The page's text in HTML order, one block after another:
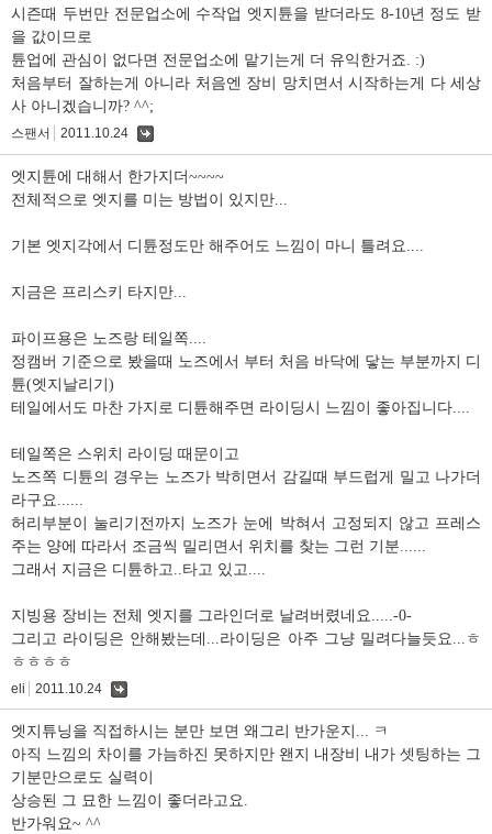
시즌때 두번만 전문업소에 수작업 엣지튠을 받더라도 8-10년 정도 받
을 값이므로
튠업에 관심이 없다면 전문업소에 맡기는게 더 유익한거죠. :)
처음부터 잘하는게 아니라 처음엔 장비 망치면서 시작하는게 다 세상
사 아니겠습니까? ^^;
스팬서 2011.10.24
엣지튠에 대해서 한가지더~~~~
전체적으로 엣지를 미는 방법이 있지만...
기본 엣지각에서 디튠정도만 해주어도 느낌이 마니 틀려요....
지금은 프리스키 타지만...
파이프용은 노즈랑 테일쪽....
정캠버 기준으로 봤을때 노즈에서 부터 처음 바닥에 닿는 부분까지 디
튠(엣지날리기)
테일에서도 마찬 가지로 디튠해주면 라이딩시 느낌이 좋아집니다....
테일쪽은 스위치 라이딩 때문이고
노즈쪽 디튠의 경우는 노즈가 박히면서 감길때 부드럽게 밀고 나가더
라구요......
허리부분이 눌리기전까지 노즈가 눈에 박혀서 고정되지 않고 프레스
주는 양에 따라서 조금씩 밀리면서 위치를 찾는 그런 기분......
그래서 지금은 디튠하고..타고 있고....
지빙용 장비는 전체 엣지를 그라인더로 날려버렸네요.....-0-
그리고 라이딩은 안해봤는데...라이딩은 아주 그냥 밀려다늘듯요...ㅎ
ㅎㅎㅎㅎ
eli 2011.10.24
글
엣지튜닝을 직접하시는 분만 보면 왜그리 반가운지... ㅋ
아직 느낌의 차이를 가늠하진 못하지만 왠지 내장비 내가 셋팅하는 그
기분만으로도 실력이
상승된 그 묘한 느낌이 좋더라고요.
반가워요~ ^^